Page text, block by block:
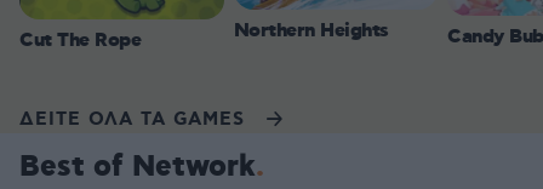
Cut The Rope Northern Heights Candy
ΔΕΙΤΕ ΟΛΑ ΤΑ GAMES
Best of Network